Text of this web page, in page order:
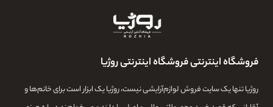
فروشگاه اینترنتی فروشگاه اینترنتی روژیا
روژیا تنها یک سایت فروش لوازم‌آرایشی نیست، روژیا یک ابزار است برای خانم‌ها و